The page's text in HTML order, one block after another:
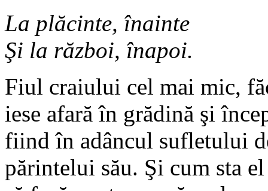
La plăcinte, înainte
Şi la război, înapoi.
Fiul craiului cel mai mic,
iese afară în grădină şi
fiind în adâncul sufletului
părintelui său. Şi cum sta